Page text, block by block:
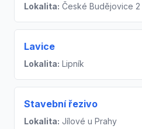
Lokalita: České Budějovice 2
Lavice
Lokalita: Lipník
Stavební řezivo
Lokalita: Jílové u Prahy